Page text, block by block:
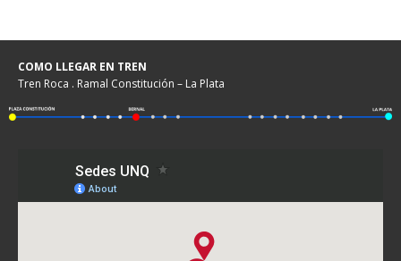
COMO LLEGAR EN TREN
Tren Roca . Ramal Constitución – La Plata